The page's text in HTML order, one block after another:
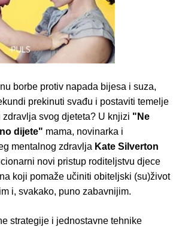
borbe protiv napada bijesa i suza,
prekinuti svađu i postaviti temelje
svog djeteta? U knjizi "Ne
dijete" mama, novinarka i
mentalnog zdravlja Kate Silverton
novi pristup roditeljstvu djece
koji pomaže učiniti obiteljski (su)život
i, svakako, puno zabavnijim.
strategije i jednostavne tehnike